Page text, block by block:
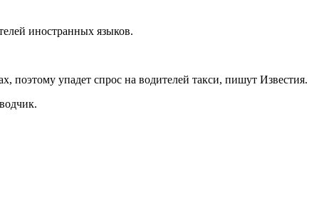
иностранных языков.
поэтому упадет спрос на водителей такси, пишут Известия.